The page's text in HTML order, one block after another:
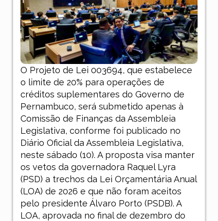
O Projeto de Lei 003694, que estabelece
o limite de 20% para operações de
créditos suplementares do Governo de
Pernambuco, será submetido apenas à
Comissão de Finanças da Assembleia
Legislativa, conforme foi publicado no
Diário Oficial da Assembleia Legislativa,
neste sábado (10). A proposta visa manter
os vetos da governadora Raquel Lyra
(PSD) a trechos da Lei Orçamentária Anual
(LOA) de 2026 e que não foram aceitos
pelo presidente Álvaro Porto (PSDB). A
LOA, aprovada no final de dezembro do